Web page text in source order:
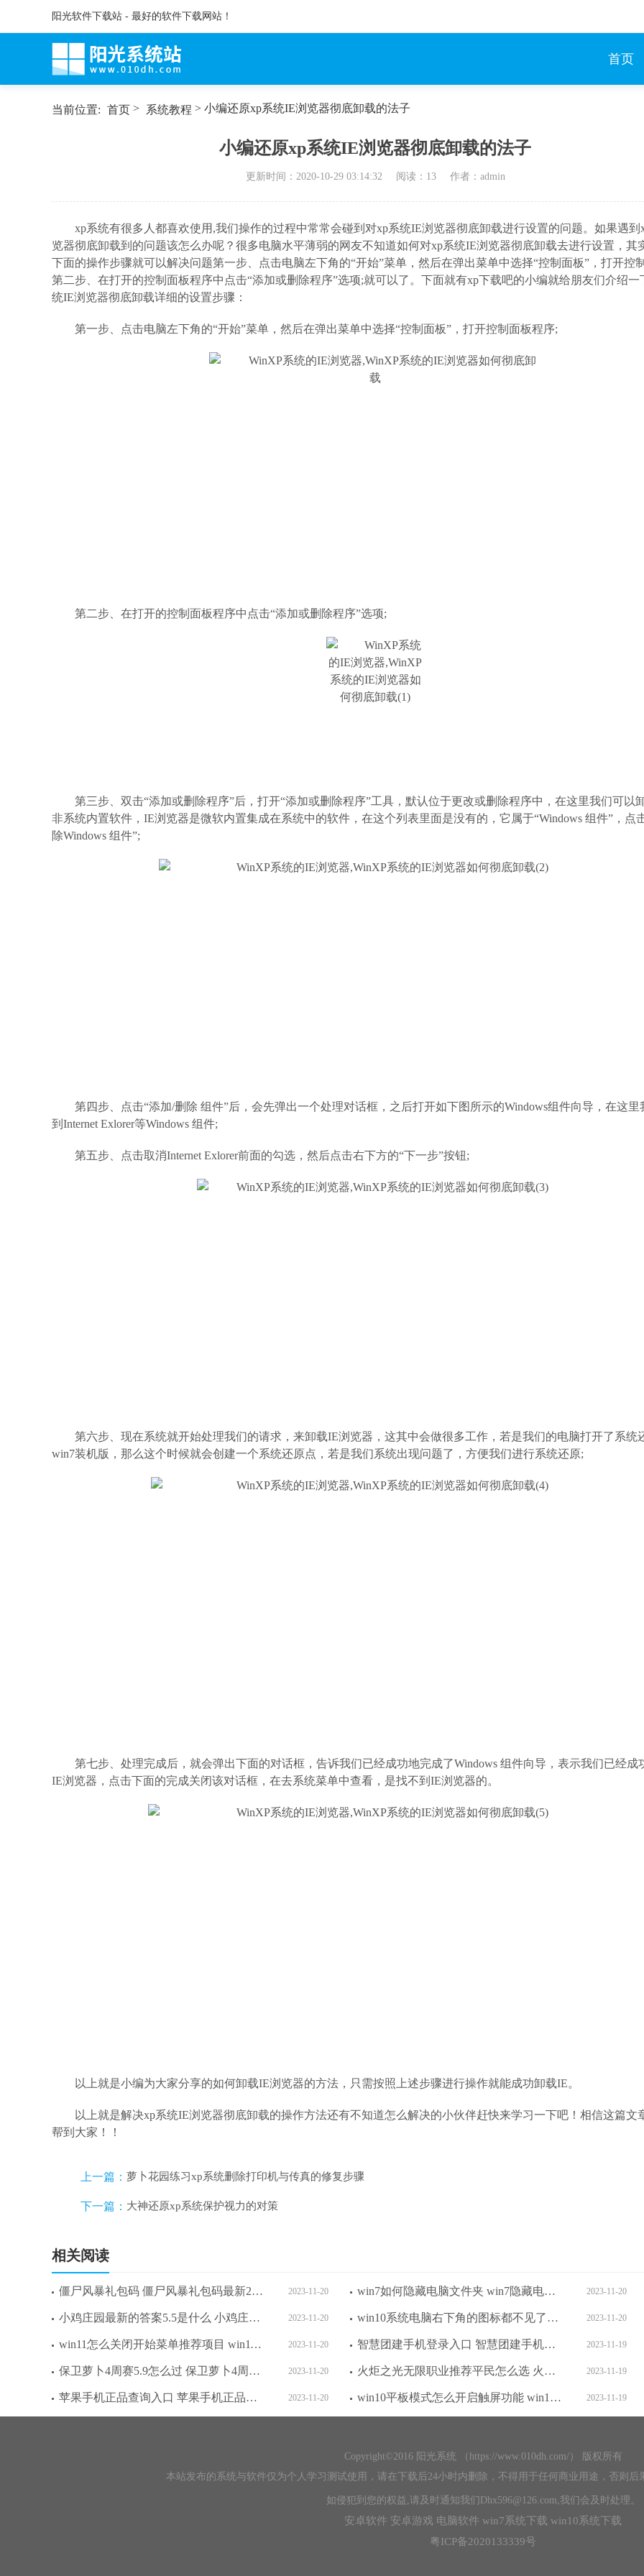
阳光软件下载站 - 最好的软件下载网站！
首页
当前位置: 首页 > 系统教程 > 小编还原xp系统IE浏览器彻底卸载的法子
小编还原xp系统IE浏览器彻底卸载的法子
更新时间： 2020-10-29 03:14:32 阅读： 13 作者：admin
xp系统有很多人都喜欢使用,我们操作的过程中常常会碰到对xp系统IE浏览器彻底卸载进行设置的问题。如果遇到
览器彻底卸载到的问题该怎么办呢？很多电脑水平薄弱的网友不知道如何对xp系统IE浏览器彻底卸载去进行设置，其
下面的操作步骤就可以解决问题第一步、点击电脑左下角的“开始”菜单，然后在弹出菜单中选择“控制面板”，打开控
第二步、在打开的控制面板程序中点击“添加或删除程序”选项;就可以了。下面就有xp下载吧的小编就给朋友们介绍一
统IE浏览器彻底卸载详细的设置步骤：
第一步、点击电脑左下角的“开始”菜单，然后在弹出菜单中选择“控制面板”，打开控制面板程序;
第二步、在打开的控制面板程序中点击“添加或删除程序”选项;
第三步、双击“添加或删除程序”后，打开“添加或删除程序”工具，默认位于更改或删除程序中，在这里我们可以
非系统内置软件，IE浏览器是微软内置集成在系统中的软件，在这个列表里面是没有的，它属于“Windows 组件”，点
除Windows 组件”;
第四步、点击“添加/删除 组件”后，会先弹出一个处理对话框，之后打开如下图所示的Windows组件向导，在这里
到Internet Exlorer等Windows 组件;
第五步、点击取消Internet Exlorer前面的勾选，然后点击右下方的“下一步”按钮;
第六步、现在系统就开始处理我们的请求，来卸载IE浏览器，这其中会做很多工作，若是我们的电脑打开了系统
win7装机版，那么这个时候就会创建一个系统还原点，若是我们系统出现问题了，方便我们进行系统还原;
第七步、处理完成后，就会弹出下面的对话框，告诉我们已经成功地完成了Windows 组件向导，表示我们已经成
IE浏览器，点击下面的完成关闭该对话框，在去系统菜单中查看，是找不到IE浏览器的。
以上就是小编为大家分享的如何卸载IE浏览器的方法，只需按照上述步骤进行操作就能成功卸载IE。
以上就是解决xp系统IE浏览器彻底卸载的操作方法还有不知道怎么解决的小伙伴赶快来学习一下吧！相信这篇文
帮到大家！！
上一篇： 萝卜花园练习xp系统删除打印机与传真的修复步骤
下一篇： 大神还原xp系统保护视力的对策
相关阅读
僵尸风暴礼包码 僵尸风暴礼包码最新2023 2023-11-20
小鸡庄园最新的答案5.5是什么 小鸡庄园最新答题答案2023年5月9日 2023-11-20
win11怎么关闭开始菜单推荐项目 win11关闭开始菜单推荐项目方法介绍 2023-11-20
保卫萝卜4周赛5.9怎么过 保卫萝卜4周赛5.9攻略 2023-11-20
苹果手机正品查询入口 苹果手机正品验证方法 2023-11-20
win7如何隐藏电脑文件夹 win7隐藏电脑文件夹方法介绍 2023-11-20
win10系统电脑右下角的图标都不见了怎么办 win10系统电脑右下角的图标都不见了解决方法 2023-11-20
智慧团建手机登录入口 智慧团建手机登录入口是什么 2023-11-19
火炬之光无限职业推荐平民怎么选 火炬之光无限职业推荐平民选择一览 2023-11-19
win10平板模式怎么开启触屏功能 win10平板模式开启触屏功能教程 2023-11-19
Copyright©2016 阳光系统 （https://www.010dh.com/） 版权所有
本站发布的系统与软件仅为个人学习测试使用，请在下载后24小时内删除，不得用于任何商业用途，否则后
如侵犯到您的权益,请及时通知我们Dhx596@126.com,我们会及时处理。
安卓软件 安卓游戏 电脑软件 win7系统下载 win10系统下载
粤ICP备2020133339号